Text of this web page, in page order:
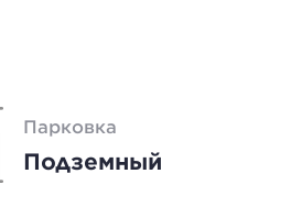
Парковка
Подземный